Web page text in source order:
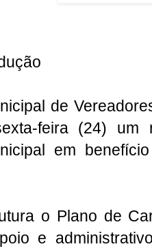
de
feira (24) um
em
o Plano de
e